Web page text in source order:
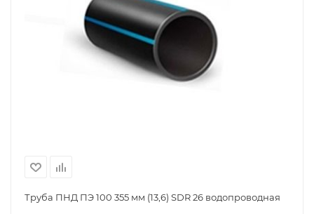
Труба ПНД ПЭ 100 355 мм (13,6) SDR 26 водопроводная